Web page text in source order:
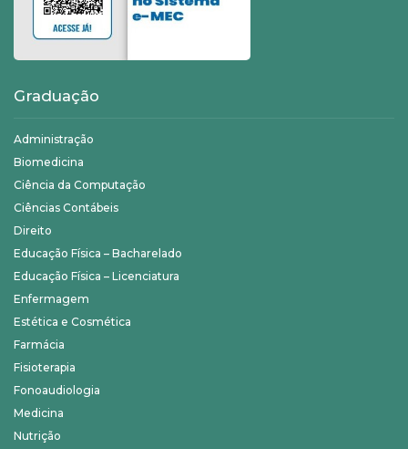
Graduação
Administração
Biomedicina
Ciência da Computação
Ciências Contábeis
Direito
Educação Física – Bacharelado
Educação Física – Licenciatura
Enfermagem
Estética e Cosmética
Farmácia
Fisioterapia
Fonoaudiologia
Medicina
Nutrição